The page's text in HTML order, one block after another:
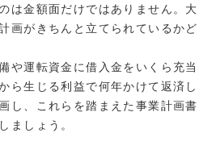
は金額面だけではありません。大
画がきちんと立てられているかど
や運転資金に借入金をいくら充当
ら生じる利益で何年かけて返済し
し、これらを踏まえた事業計画書
ましょう。